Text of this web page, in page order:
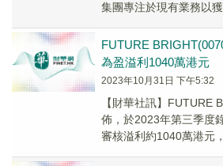
集團專注於現有業務以
FUTURE
為盈溢利1040萬港元
2023年10月31日 下午5:32
【財華社訊】FUTURE
佈，於2023年第三季度
審核溢利約1040萬港元